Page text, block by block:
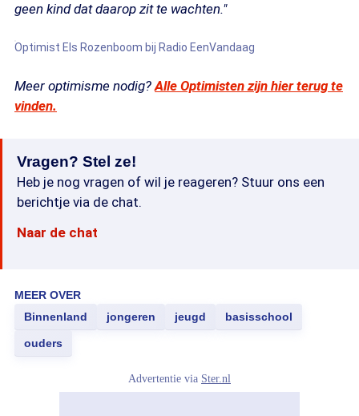
geen kind dat daarop zit te wachten."
Optimist Els Rozenboom bij Radio EenVandaag
Meer optimisme nodig?Alle Optimisten zijn hier terug te
vinden.
Vragen? Stel ze!
Heb je nog vragen of wil je reageren? Stuur ons een
berichtje via de chat.
Naar de chat
MEER OVER
Binnenland
jongeren jeugd basisschool
ouders
Advertentie via Ster.nl